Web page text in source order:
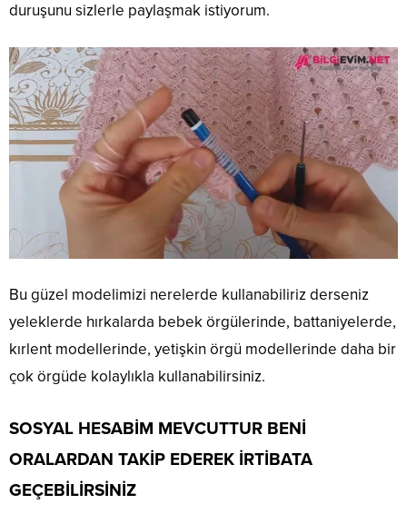
duruşunu sizlerle paylaşmak istiyorum.
Bu güzel modelimizi nerelerde kullanabiliriz derseniz
yeleklerde hırkalarda bebek örgülerinde, battaniyelerde,
kırlent modellerinde, yetişkin örgü modellerinde daha bir
çok örgüde kolaylıkla kullanabilirsiniz.
SOSYAL HESABİM MEVCUTTUR BENİ
ORALARDAN TAKİP EDEREK İRTİBATA
GEÇEBİLİRSİNİZ